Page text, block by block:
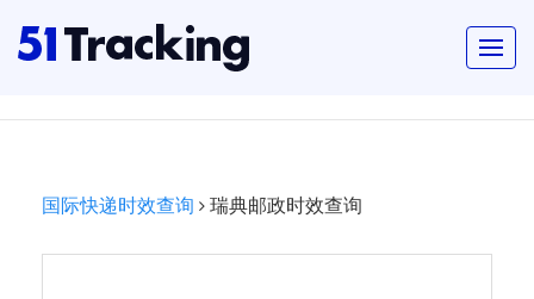
国际快递时效查询 瑞典邮政时效查询